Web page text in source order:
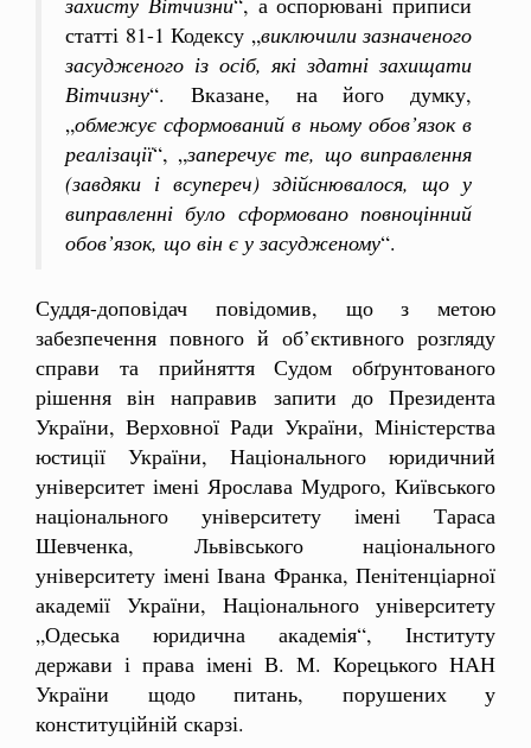
статті 81-1 Кодексу „виключили зазначеного
засудженого із осіб, які здатні захищати
Вітчизну“. Вказане, на його думку,
„обмежує сформований в ньому обов’язок в
реалізації“, „заперечує те, що виправлення
(завдяки і всупереч) здійснювалося, що у
виправленні було сформовано повноцінний
обов’язок, що він є у засудженому“.
Суддя-доповідач повідомив, що з метою
забезпечення повного й об’єктивного розгляду
справи та прийняття Судом обґрунтованого
рішення він направив запити до Президента
України, Верховної Ради України, Міністерства
юстиції України, Національного юридичний
університет імені Ярослава Мудрого, Київського
національного університету імені Тараса
Шевченка, Львівського національного
університету імені Івана Франка, Пенітенціарної
академії України, Національного університету
„Одеська юридична академія“, Інституту
держави і права імені В. М. Корецького НАН
України щодо питань, порушених у
конституційній скарзі.